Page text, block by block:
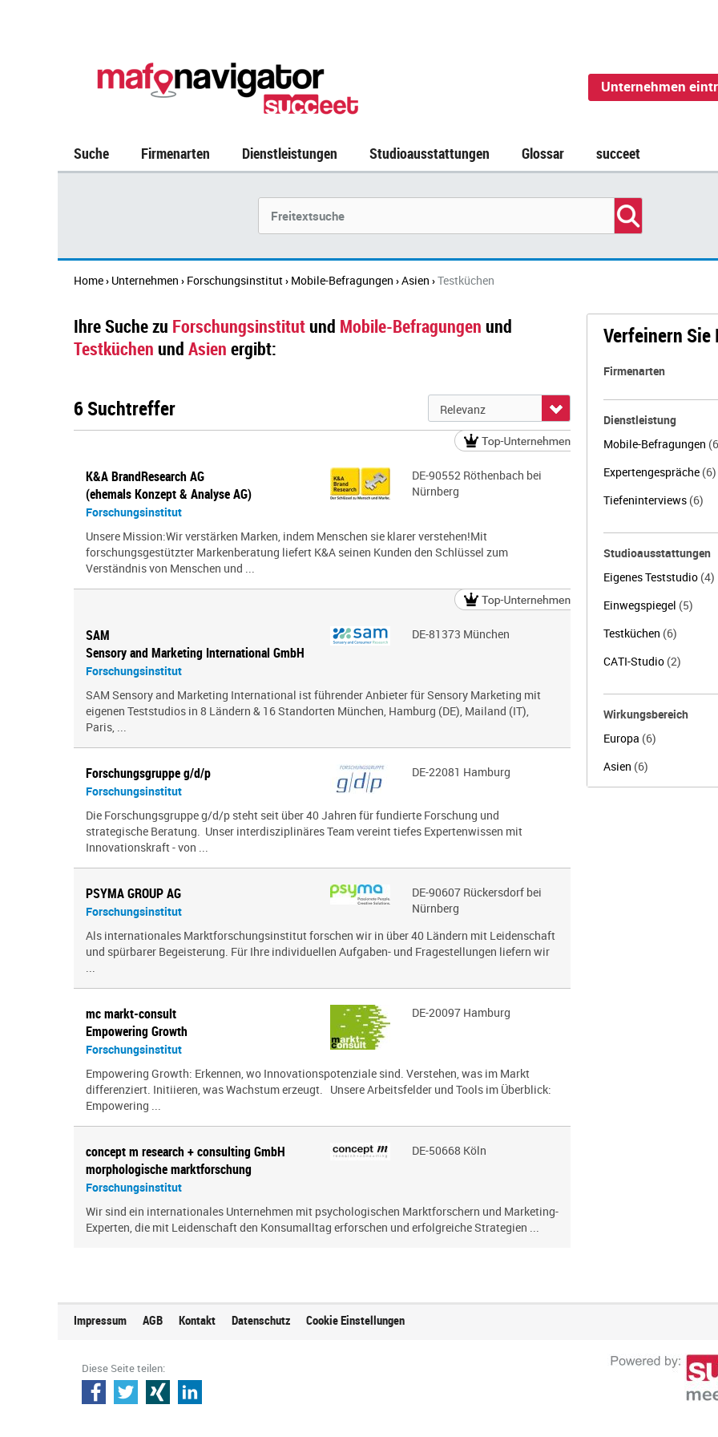
Unternehmen
Suche Firmenarten Dienstleistungen Studioausstattungen Glossar succeet
Home› Unternehmen › Forschungsinstitut› Mobile-Befragungen ›Asien ›Testküchen
Ihre Suche zu Forschungsinstitutund Mobile-Befragungen und
Testküchen und Asien ergibt:
6 Suchtreffer
K&A BrandResearch AG
(ehemals Konzept & Analyse AG)
Forschungsinstitut
DE-90552 Röthenbach bei
Nürnberg
Unsere Mission:Wir verstärken Marken, indem Menschen sie klarer verstehen!Mit
forschungsgestützter Markenberatung liefert K&A seinen Kunden den Schlüssel zum
Verständnis von Menschen und ...
SAM
Sensory and Marketing International GmbH
Forschungsinstitut
DE-81373 München
SAM Sensory and Marketing International ist führender Anbieter für Sensory Marketing mit
eigenen Teststudios in 8 Ländern & 16 Standorten München, Hamburg (DE), Mailand (IT),
Paris, ...
Forschungsgruppe g/d/p
Forschungsinstitut
DE-22081 Hamburg
Die Forschungsgruppe g/d/p steht seit über 40 Jahren für fundierte Forschung und
strategische Beratung. Unser interdisziplinäres Team vereint tiefes Expertenwissen mit
Innovationskraft - von ...
PSYMA GROUP AG
Forschungsinstitut
DE-90607 Rückersdorf bei
Nürnberg
Als internationales Marktforschungsinstitut forschen wir in über 40 Ländern mit Leidenschaft
und spürbarer Begeisterung. Für Ihre individuellen Aufgaben- und Fragestellungen liefern wir
...
mc markt-consult
Empowering Growth
Forschungsinstitut
DE-20097 Hamburg
Empowering Growth: Erkennen, wo Innovationspotenziale sind. Verstehen, was im Markt
differenziert. Initiieren, was Wachstum erzeugt. Unsere Arbeitsfelder und Tools im Überblick:
Empowering ...
concept m research + consulting GmbH
morphologische marktforschung
Forschungsinstitut
DE-50668 Köln
Wir sind ein inter­na­tio­nales Unternehmen mit psy­cho­lo­gi­schen Marktforschern und Marketing-
Experten, die mit Leidenschaft den Konsumalltag erfor­schen und erfolg­reiche Strategien ...
Verfeinern Sie
Firmenarten
Dienstleistung
Mobile-Befragungen
Expertengespräche (6)
Tiefeninterviews (6)
Studioausstattungen
Eigenes Teststudio (4)
Einwegspiegel (5)
Testküchen (6)
CATI-Studio (2)
Wirkungsbereich
Europa (6)
Asien (6)
Impressum AGB Kontakt Datenschutz Cookie Einstellungen
Diese Seite teilen: